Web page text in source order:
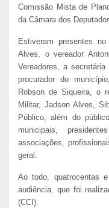
Comissão Mista de
da Câmara dos
Estiveram presentes
Alves, o vereador
Vereadores, a
procurador do
Robson de Siqueira, o
Militar, Jadson Alves,
Público, além do
municipais,
associações,
geral.
Ao todo, quatrocentas
audiência, que foi
(CCI).